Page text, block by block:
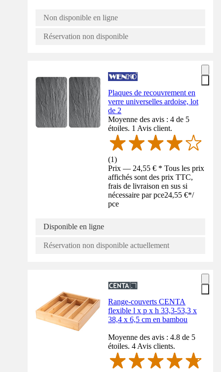
Non disponible en ligne
Réservation non disponible
Plaques de recouvrement en
verre universelles ardoise, lot
de 2
Moyenne des avis : 4 de 5
étoiles. 1 Avis client.
(1)
Prix — 24,55 € * Tous les prix
affichés sont des prix TTC,
frais de livraison en sus si
nécessaire par pce24,55 €*/
pce
Disponible en ligne
Réservation non disponible actuellement
Range-couverts CENTA
flexible l x p x h 33,3-53,3 x
38,4 x 6,5 cm en bambou
Moyenne des avis : 4.8 de 5
étoiles. 4 Avis clients.